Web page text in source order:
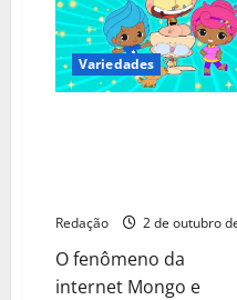
Variedades
Redação 2 de outubro
O fenômeno da
internet Mongo e